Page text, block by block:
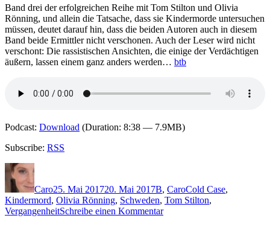
soll
dich
finden
Band drei der erfolgreichen Reihe mit Tom Stilton und Olivia
Rönning, und allein die Tatsache, dass sie Kindermorde untersuchen
müssen, deutet darauf hin, dass die beiden Autoren auch in diesem
Band beide Ermittler nicht verschonen. Auch der Leser wird nicht
verschont: Die rassistischen Ansichten, die einige der Verdächtigen
äußern, lassen einem ganz anders werden… btb
Podcast: Download (Duration: 8:38 — 7.9MB)
Subscribe: RSS
Autor
Caro25. Mai 201720. Mai 2017B, CaroCold Case,
Kindermord, Olivia Rönning, Schweden, Tom Stilton,
VergangenheitSchreibe einen Kommentarzu